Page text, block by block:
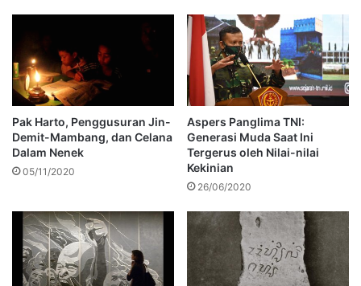
Pak Harto, Penggusuran Jin-
Demit-Mambang, dan Celana
Dalam Nenek
05/11/2020
Aspers Panglima TNI:
Generasi Muda Saat Ini
Tergerus oleh Nilai-nilai
Kekinian
26/06/2020